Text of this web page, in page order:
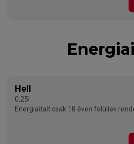
Hell
0,25l
Energiaitalt csak 18 éven felüliek